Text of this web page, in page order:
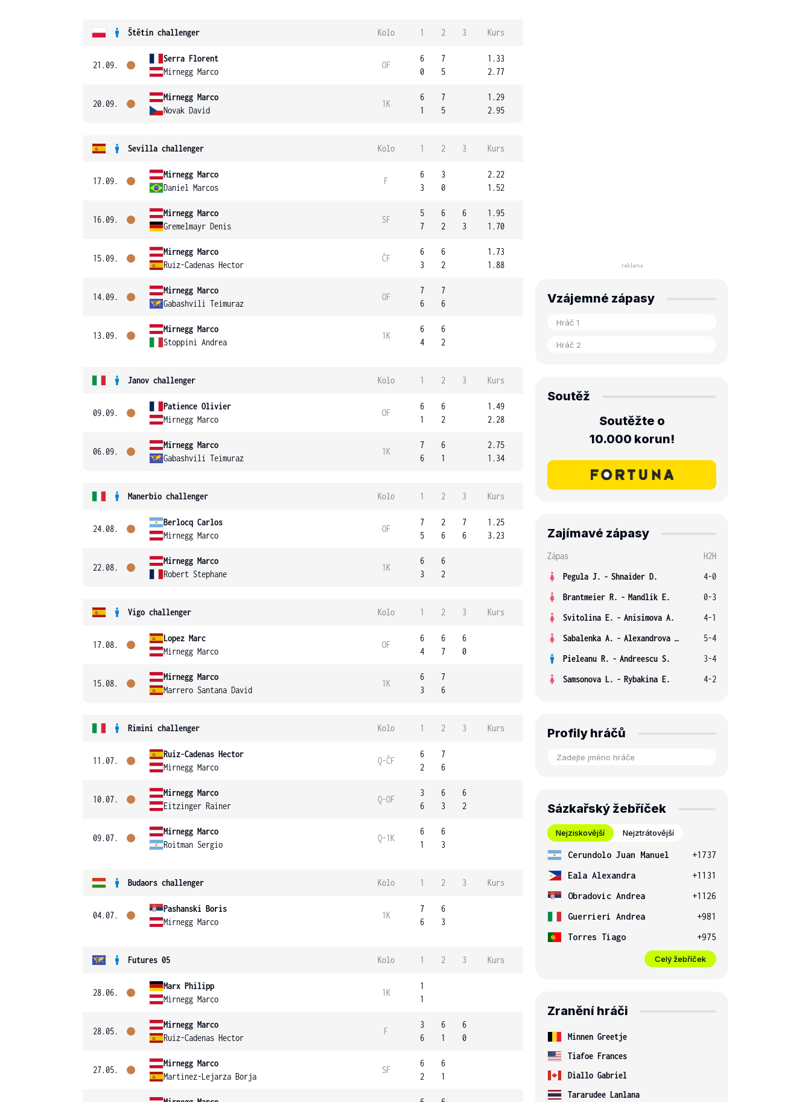
Štětín challenger Kolo 1 2 3 Kurs
21.09.
Serra Florent
Mirnegg Marco
OF
6
0
7
5
1.33
2.77
20.09.
Mirnegg Marco
Novak David
1K
6
1
7
5
1.29
2.95
Sevilla challenger Kolo 1 2 3 Kurs
17.09.
Mirnegg Marco
Daniel Marcos
F
6
3
3
0
2.22
1.52
16.09.
Mirnegg Marco
Gremelmayr Denis
SF
5
7
6
2
6
3
1.95
1.70
15.09.
Mirnegg Marco
Ruiz-Cadenas Hector
ČF
6
3
6
2
1.73
1.88
14.09.
Mirnegg Marco
Gabashvili Teimuraz
OF
7
6
7
6
13.09.
Mirnegg Marco
Stoppini Andrea
1K
6
4
6
2
Janov challenger Kolo 1 2 3 Kurs
09.09.
Patience Olivier
Mirnegg Marco
OF
6
1
6
2
1.49
2.28
06.09.
Mirnegg Marco
Gabashvili Teimuraz
1K
7
6
6
1
2.75
1.34
Manerbio challenger Kolo 1 2 3 Kurs
24.08.
Berlocq Carlos
Mirnegg Marco
OF
7
5
2
6
7
6
1.25
3.23
22.08.
Mirnegg Marco
Robert Stephane
1K
6
3
6
2
Vigo challenger Kolo 1 2 3 Kurs
17.08.
Lopez Marc
Mirnegg Marco
OF
6
4
6
7
6
0
15.08.
Mirnegg Marco
Marrero Santana David
1K
6
3
7
6
Rimini challenger Kolo 1 2 3 Kurs
11.07.
Ruiz-Cadenas Hector
Mirnegg Marco
Q-ČF
6
2
7
6
10.07.
Mirnegg Marco
Eitzinger Rainer
Q-OF
3
6
6
3
6
2
09.07.
Mirnegg Marco
Roitman Sergio
Q-1K
6
1
6
3
Budaors challenger Kolo 1 2 3 Kurs
04.07.
Pashanski Boris
Mirnegg Marco
1K
7
6
6
3
Futures 05 Kolo 1 2 3 Kurs
28.06.
Marx Philipp
Mirnegg Marco
1K
1
1
28.05.
Mirnegg Marco
Ruiz-Cadenas Hector
F
3
6
6
1
6
0
27.05.
Mirnegg Marco
Martinez-Lejarza Borja
SF
6
2
6
1
Vzájemné zápasy
Soutěž
Soutěžte o
10.000 korun!
Zajímavé zápasy
Zápas
H2H
Pegula J. - Shnaider D.
4-0
Brantmeier R. - Mandlik E.
0-3
Svitolina E. - Anisimova A.
4-1
Sabalenka A. - Alexandrova E.
5-4
Pieleanu R. - Andreescu S.
3-4
Samsonova L. - Rybakina E. 4-2
Profily hráčů
Sázkařský žebříček
Nejziskovější Nejztrátovější
Cerundolo Juan Manuel
+1737
Eala Alexandra
+1131
Obradovic Andrea
+1126
Guerrieri Andrea
+981
Torres Tiago
+975
Celý žebříček
Zranění hráči
Minnen Greetje
Tiafoe Frances
Diallo Gabriel
Tararudee Lanlana